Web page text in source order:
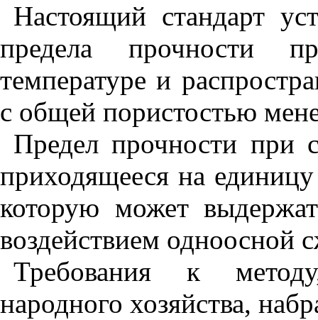
Настоящий стандарт
предела прочности
температуре и
с общей пористостью
Предел прочности при
приходящееся на
которую может
воздействием одноосной
Требования к
народного хозяйства,